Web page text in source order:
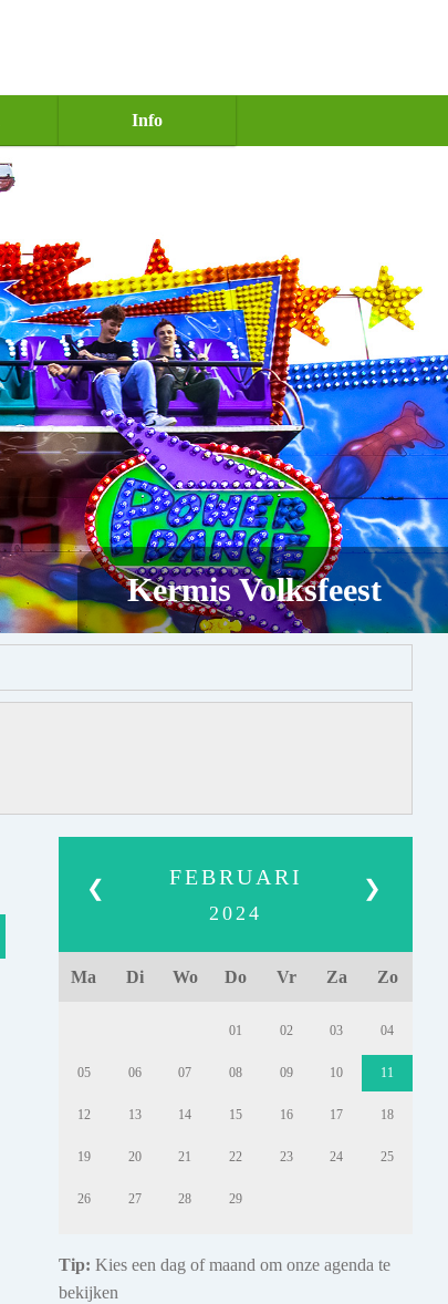
Info
Kermis Volksfeest
❮ ❯
FEBRUARI
2024
Ma Di Wo Do Vr Za Zo
01 02 03 04
05 06 07 08 09 10 11
12 13 14 15 16 17 18
19 20 21 22 23 24 25
26 27 28 29
Tip: Kies een dag of maand om onze agenda te
bekijken